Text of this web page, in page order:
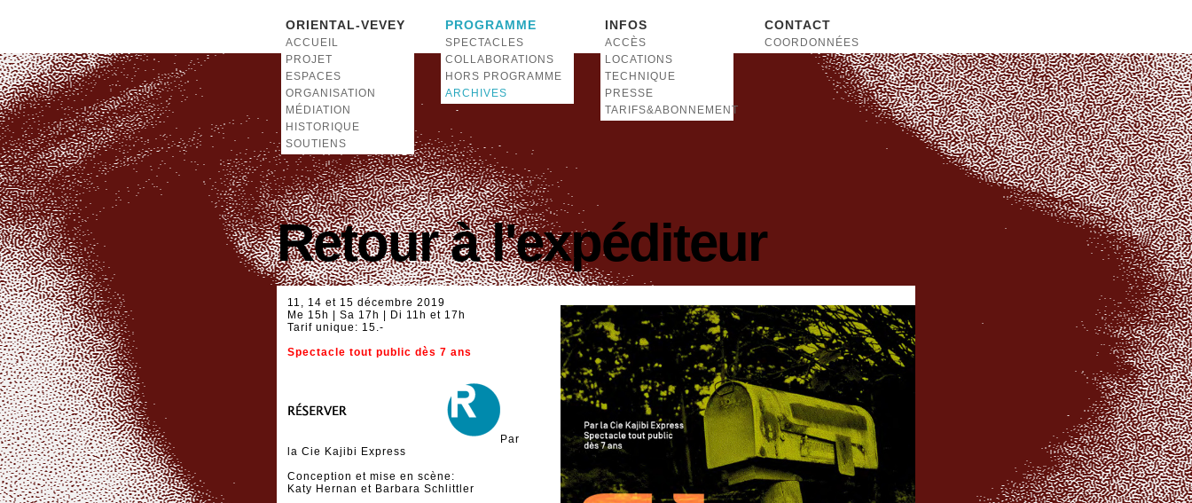
ORIENTAL-VEVEY
ACCUEIL
PROJET
ESPACES
ORGANISATION
MÉDIATION
HISTORIQUE
SOUTIENS
PROGRAMME
SPECTACLES
COLLABORATIONS
HORS PROGRAMME
ARCHIVES
INFOS
ACCÈS
LOCATIONS
TECHNIQUE
PRESSE
TARIFS&ABONNEMENT
CONTACT
COORDONNÉES
Retour à l'expéditeur
11, 14 et 15 décembre 2019
Me 15h | Sa 17h | Di 11h et 17h
Tarif unique: 15.-
Spectacle tout public dès 7 ans
Par
la Cie Kajibi Express
Conception et mise en scène:
Katy Hernan et Barbara Schlittler